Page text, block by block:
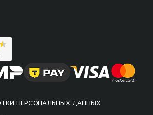
ПЕРСОНАЛЬНЫХ ДАННЫХ